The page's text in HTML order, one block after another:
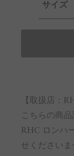
サイズ
【取扱店：
こちらの商
RHC ロンハ
せくださいま